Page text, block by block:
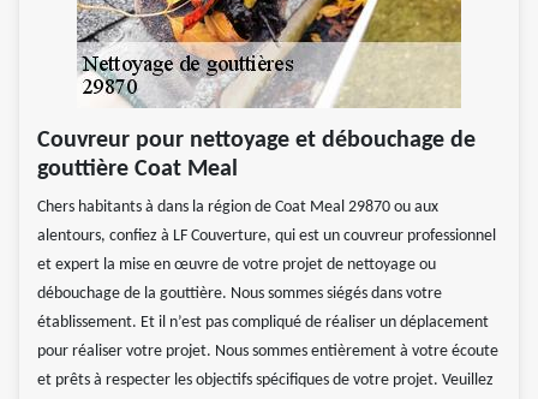
Couvreur pour nettoyage et débouchage de
gouttière Coat Meal
Chers habitants à dans la région de Coat Meal 29870 ou aux
alentours, confiez à LF Couverture, qui est un couvreur professionnel
et expert la mise en œuvre de votre projet de nettoyage ou
débouchage de la gouttière. Nous sommes siégés dans votre
établissement. Et il n’est pas compliqué de réaliser un déplacement
pour réaliser votre projet. Nous sommes entièrement à votre écoute
et prêts à respecter les objectifs spécifiques de votre projet. Veuillez